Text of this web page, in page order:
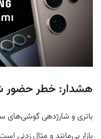
هشدار: خطر حضور
باتری و شارژدهی گوشی‌های